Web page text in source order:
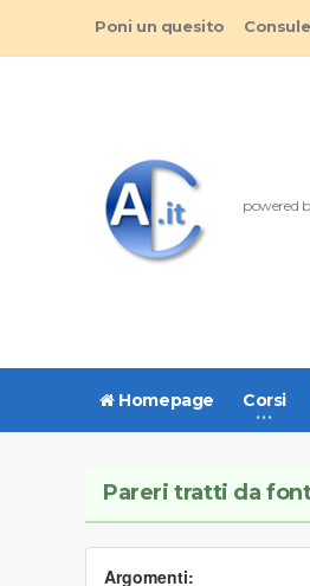
Poni un quesito
powered
Homepage Corsi
Pareri tratti da
Argomenti: